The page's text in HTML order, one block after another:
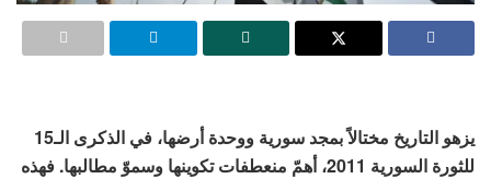
يزهو التاريخ مختالاً بمجد سورية ووحدة أرضها، في الذكرى الـ15
للثورة السورية 2011، أهمّ منعطفات تكوينها وسموّ مطالبها. فهذه